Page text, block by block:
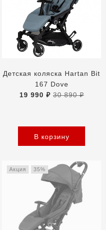
Детская коляска Hartan Bit
167 Dove
19 990 ₽ 30 890 ₽
В корзину
Акция 35%